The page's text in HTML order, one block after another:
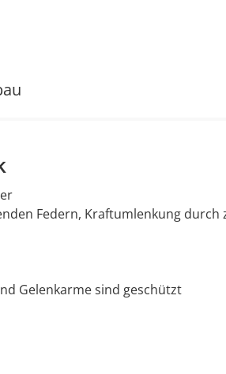
Federn, Kraftumlenkung
Gelenkarme sind geschützt